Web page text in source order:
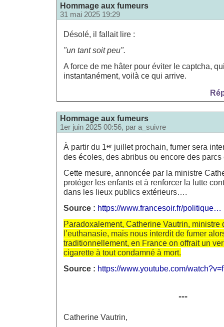
Hommage aux fumeurs
31 mai 2025 19:29
Désolé, il fallait lire :
"un tant soit peu".
A force de me hâter pour éviter le captcha,
instantanément, voilà ce qui arrive.
Hommage aux fumeurs
1er juin 2025 00:56, par a_suivre
À partir du 1er juillet prochain, fumer sera
des écoles, des abribus ou encore des
Cette mesure, annoncée par la ministre
protéger les enfants et à renforcer la lutte
dans les lieux publics extérieurs….
Source : https://www.francesoir.fr/politique…
Paradoxalement, Catherine Vautrin, ministre
l’euthanasie, mais nous interdit de fumer
traditionnellement, en France on offrait un
cigarette à tout condamné à mort.
Source : https://www.youtube.com/
---
Catherine Vautrin,